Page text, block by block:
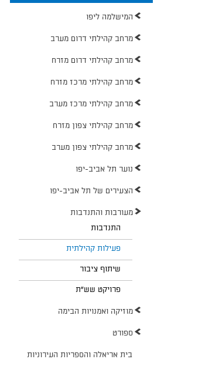
המישלמה ליפו
מרחב קהילתי דרום מערב
מרחב קהילתי דרום מזרח
מרחב קהילתי מרכז מזרח
מרחב קהילתי מרכז מערב
מרחב קהילתי צפון מזרח
מרחב קהילתי צפון מערב
נוער תל אביב-יפו
הצעירים של תל אביב-יפו
מעורבות והתנדבות
התנדבות
פעילות קהילתית
שיתוף ציבור
פרויקט שש"ת
מוזיקה ואמנויות הבימה
ספורט
בית אריאלה והספריות העירוניות